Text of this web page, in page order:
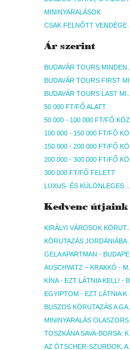
MININYARALÁSOK
Ár szerint
50 000 FT/FŐ ALATT
300 000 FT/FŐ FELETT
Kedvenc útjaink
KIRÁLYI VÁROSOK KÖRUTAZÁS KÖZVETLEN REPÜLŐJÁRATTAL - BUDAPEST, REPÜLŐ